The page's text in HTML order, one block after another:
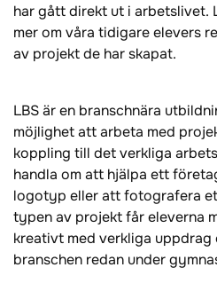
har gått direkt ut i arbetslivet.
mer om våra tidigare elevers
av projekt de har skapat.
LBS är en branschnära
möjlighet att arbeta med
koppling till det verkliga
handla om att hjälpa ett
logotyp eller att fotografera
typen av projekt får eleverna
kreativt med verkliga
branschen redan under